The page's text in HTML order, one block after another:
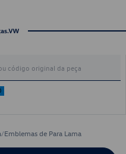
/Emblemas de Para Lama